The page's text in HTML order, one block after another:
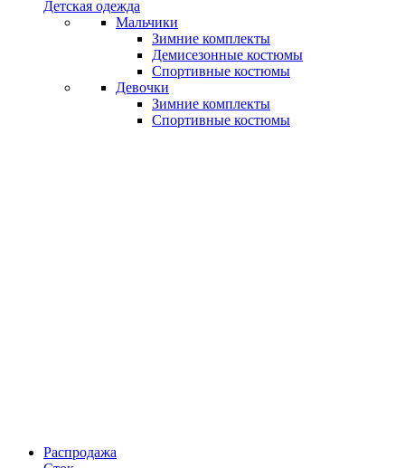
Детская одежда
Мальчики
Зимние комплекты
Демисезонные костюмы
Спортивные костюмы
Девочки
Зимние комплекты
Спортивные костюмы
Распродажа